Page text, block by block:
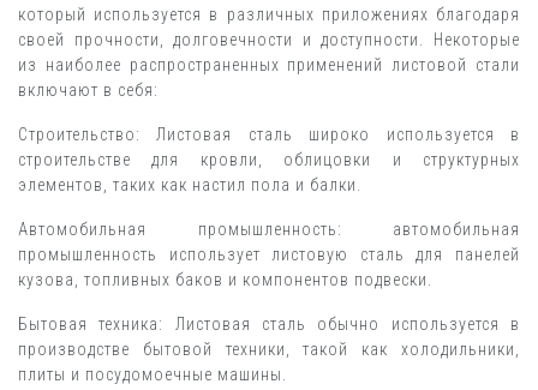
который используется в различных приложениях благодаря
своей прочности, долговечности и доступности. Некоторые
из наиболее распространенных применений листовой стали
включают в себя:
Строительство: Листовая сталь широко используется в
строительстве для кровли, облицовки и структурных
элементов, таких как настил пола и балки.
Автомобильная промышленность: автомобильная
промышленность использует листовую сталь для панелей
кузова, топливных баков и компонентов подвески.
Бытовая техника: Листовая сталь обычно используется в
производстве бытовой техники, такой как холодильники,
плиты и посудомоечные машины.